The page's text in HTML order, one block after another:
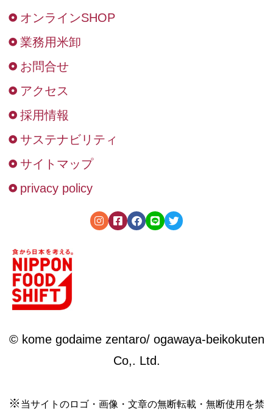
オンラインSHOP
業務用米卸
お問合せ
アクセス
採用情報
サステナビリティ
サイトマップ
privacy policy
© kome godaime zentaro/ ogawaya-beikokuten
Co,. Ltd.
※ 当サイトのロゴ・画像・文章の無断転載・無断使用を禁